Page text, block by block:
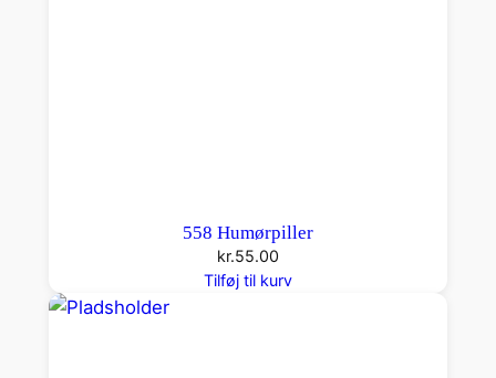
558 Humørpiller
kr.55.00
Tilføj til kurv